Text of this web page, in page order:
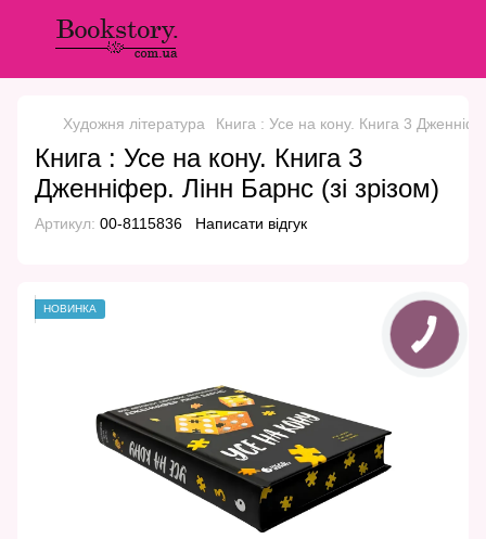
Художня література Книга : Усе на кону. Книга 3
Книга : Усе на кону. Книга 3
Дженніфер. Лінн Барнс (зі зрізом)
Артикул: 00-8115836 Написати відгук
НОВИНКА